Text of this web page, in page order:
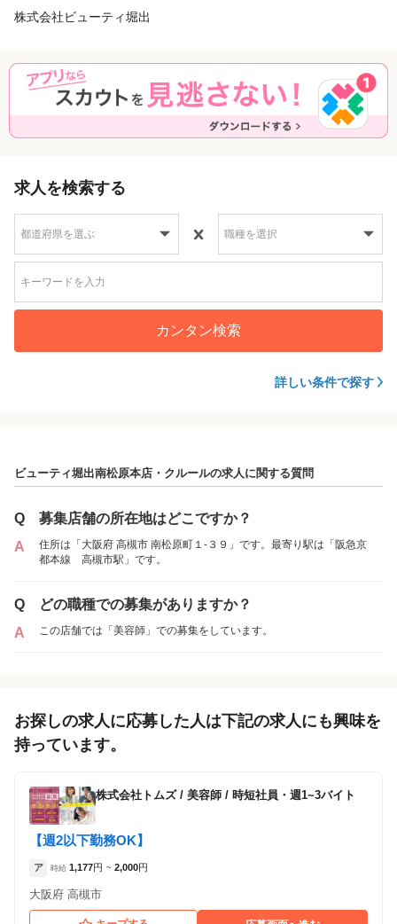
株式会社ビューティ堀出
求人を検索する
カンタン検索
詳しい条件で探す
ビューティ堀出南松原本店・クルールの求人に関する質問
Q
募集店舗の所在地はどこですか？
A
住所は「大阪府 高槻市 南松原町１‐３９」です。最寄り駅は「阪急京
都本線 高槻市駅」です。
Q
どの職種での募集がありますか？
A
この店舗では「美容師」での募集をしています。
お探しの求人に応募した人は下記の求人にも興味を
持っています。
株式会社トムズ/ 美容師 / 時短社員・週1~3バイト
【週2以下勤務OK】
ア 時給 1,177円 ~ 2,000円
大阪府 高槻市